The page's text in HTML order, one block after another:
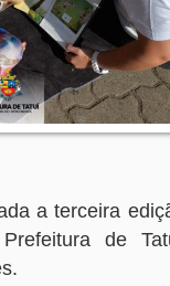
a terceira
de